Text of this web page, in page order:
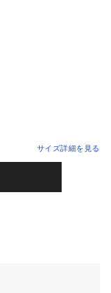
サイズ詳細を見る